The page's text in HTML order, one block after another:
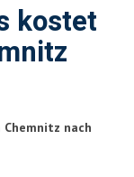
kostet
Chemnitz nach